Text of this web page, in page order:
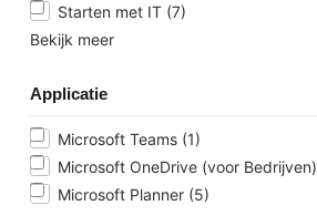
Starten met IT (7)
Bekijk meer
Applicatie
Microsoft Teams (1)
Microsoft OneDrive (voor Bedrijven)
Microsoft Planner (5)